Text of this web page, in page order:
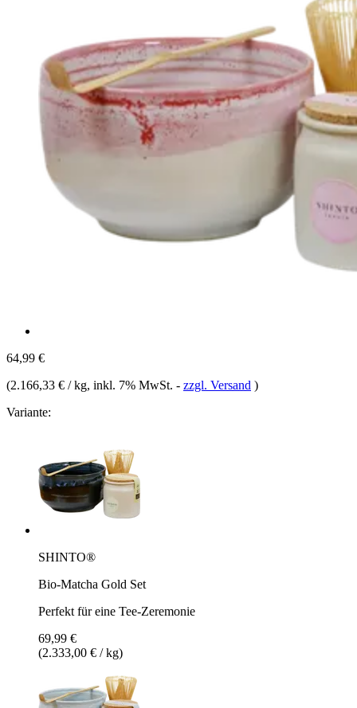
64,99 €
(2.166,33 € / kg, inkl. 7% MwSt. - zzgl. Versand )
Variante:
SHINTO®
Bio-Matcha Gold Set
Perfekt für eine Tee-Zeremonie
69,99 €
(2.333,00 € / kg)